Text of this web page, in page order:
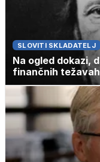
SLOVITI SKLADATELJ
Na ogled dokazi,
finančnih težavah